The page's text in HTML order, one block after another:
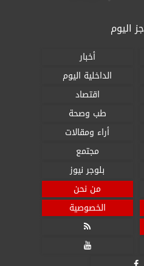
اليوم
أخبار
الداخلية اليوم
اقتصاد
طب وصحة
أراء ومقالات
مجتمع
بلوجر نيوز
من نحن
الخصوصية

